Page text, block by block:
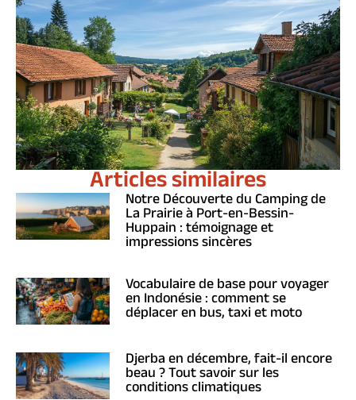
Articles similaires
Notre Découverte du Camping de
La Prairie à Port-en-Bessin-
Huppain : témoignage et
impressions sincères
Vocabulaire de base pour voyager
en Indonésie : comment se
déplacer en bus, taxi et moto
Djerba en décembre, fait-il encore
beau ? Tout savoir sur les
conditions climatiques